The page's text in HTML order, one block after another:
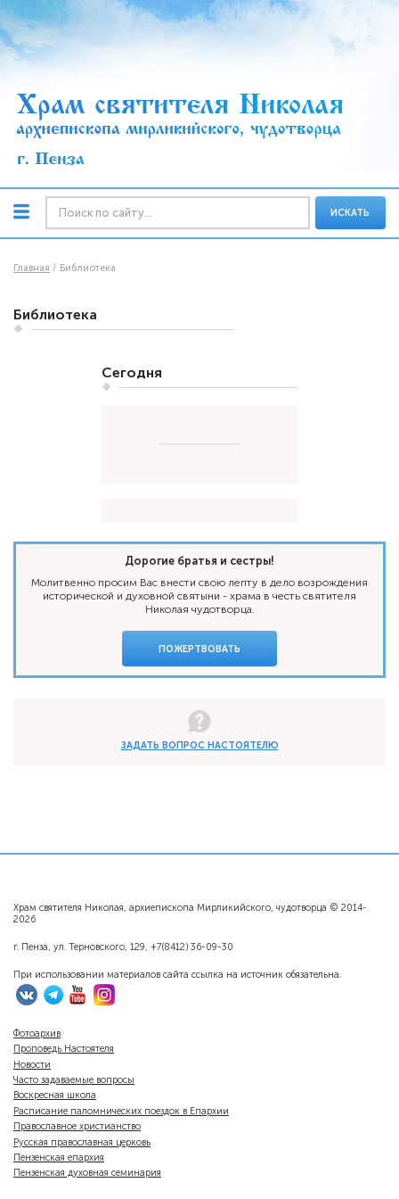
ИСКАТЬ
Главная Библиотека
Библиотека
Сегодня
Дорогие братья и сестры!
Молитвенно просим Вас внести свою лепту в дело возрождения
исторической и духовной святыни - храма в честь святителя
Николая чудотворца.
ПОЖЕРТВОВАТЬ
ЗАДАТЬ ВОПРОС НАСТОЯТЕЛЮ
Храм святителя Николая, архиепископа Мирликийского, чудотворца © 2014-
2026
г. Пенза, ул. Терновского, 129, +7(8412) 36-09-30
При использовании материалов сайта ссылка на источник обязательна.
Фотоархив
Проповедь Настоятеля
Новости
Часто задаваемые вопросы
Воскресная школа
Расписание паломнических поездок в Епархии
Православное христианство
Русская православная церковь
Пензенская епархия
Пензенская духовная семинария